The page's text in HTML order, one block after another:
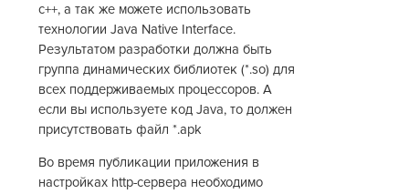
c++, а так же можете использовать
технологии Java Native Interface.
Результатом разработки должна быть
группа динамических библиотек (*.so) для
всех поддерживаемых процессоров. А
если вы используете код Java, то должен
присутствовать файл *.apk
Во время публикации приложения в
настройках http-сервера необходимо